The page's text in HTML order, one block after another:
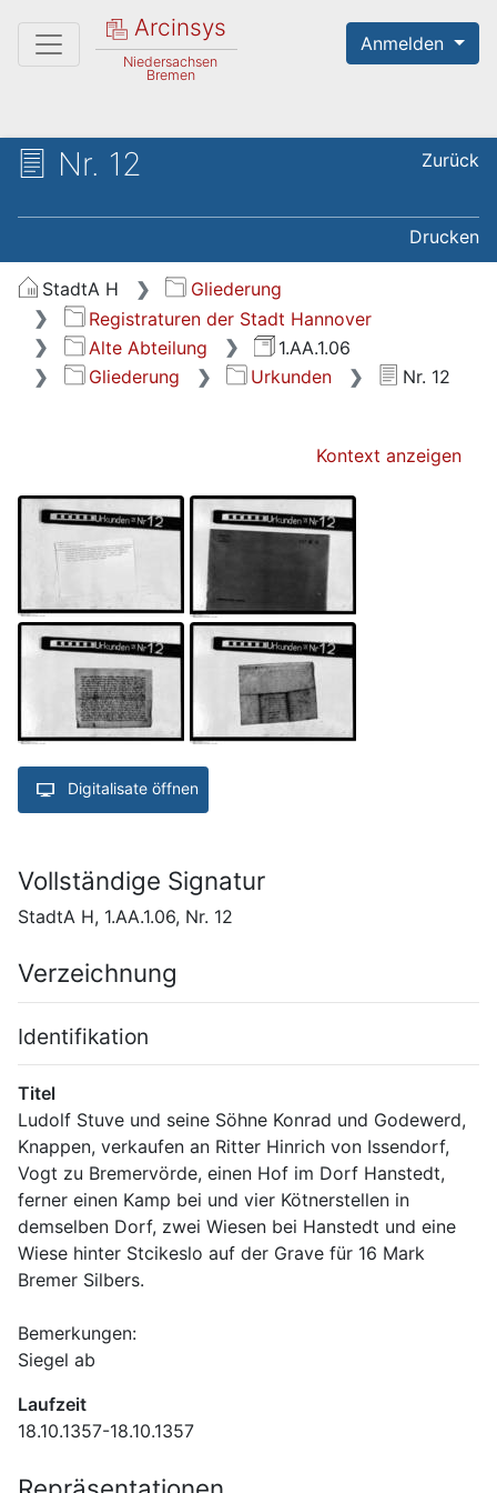
Arcinsys
Niedersachsen
Bremen
Anmelden
Nr. 12 Zurück
Drucken
StadtA H
Gliederung
Registraturen der Stadt Hannover
Alte Abteilung
1.AA.1.06
Gliederung
Urkunden Nr. 12
Kontext anzeigen
Digitalisate öffnen
Vollständige Signatur
StadtA H, 1.AA.1.06, Nr. 12
Verzeichnung
Identifikation
Titel
Ludolf Stuve und seine Söhne Konrad und Godewerd,
Knappen, verkaufen an Ritter Hinrich von Issendorf,
Vogt zu Bremervörde, einen Hof im Dorf Hanstedt,
ferner einen Kamp bei und vier Kötnerstellen in
demselben Dorf, zwei Wiesen bei Hanstedt und eine
Wiese hinter Stcikeslo auf der Grave für 16 Mark
Bremer Silbers.
Bemerkungen:
Siegel ab
Laufzeit
18.10.1357-18.10.1357